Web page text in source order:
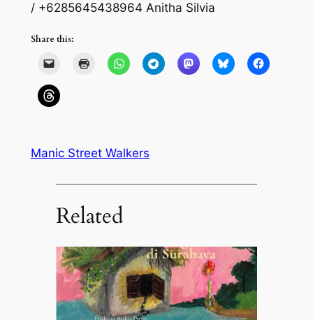
/ +6285645438964 Anitha Silvia
Share this:
Manic Street Walkers
Related